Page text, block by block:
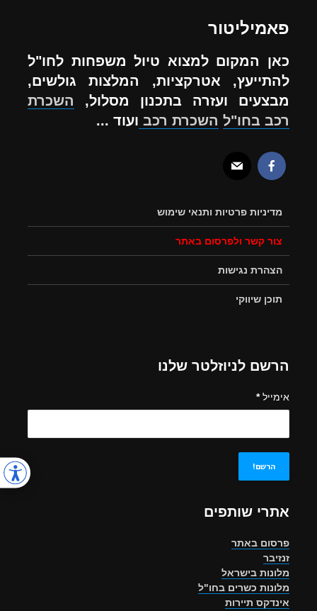
פאמיליטור
כאן המקום למצוא טיול משפחות לחו"ל
להתייעץ, אטרקציות, המלצות גולשים,
מבצעים ועזרה בתכנון מסלול, השכרת
רכב בחו"ל השכרת רכב ועוד ...
מדיניות פרטיות ותנאי שימוש
צור קשר ולפרסום באתר
הצהרת נגישות
תוכן שיווקי
הרשם לניוזלטר שלנו
אימייל*
אתרי שותפים
פרסום באתר
זנזיבר
מלונות בישראל
מלונות כשרים בחו"ל
אינדקס תיירות